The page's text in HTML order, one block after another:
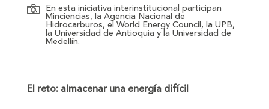
En esta iniciativa interinstitucional participan
Minciencias, la Agencia Nacional de
Hidrocarburos, el World Energy Council, la UPB,
la Universidad de Antioquia y la Universidad de
Medellín.
El reto: almacenar una energía difícil